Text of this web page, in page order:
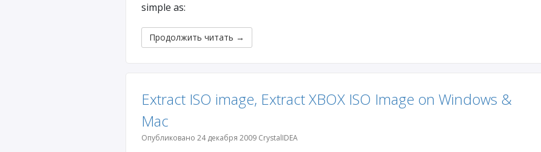
simple as:
Продолжить читать →
Extract ISO image, Extract XBOX ISO Image on Windows &
Mac
Опубликовано 24 декабря 2009 CrystalIDEA